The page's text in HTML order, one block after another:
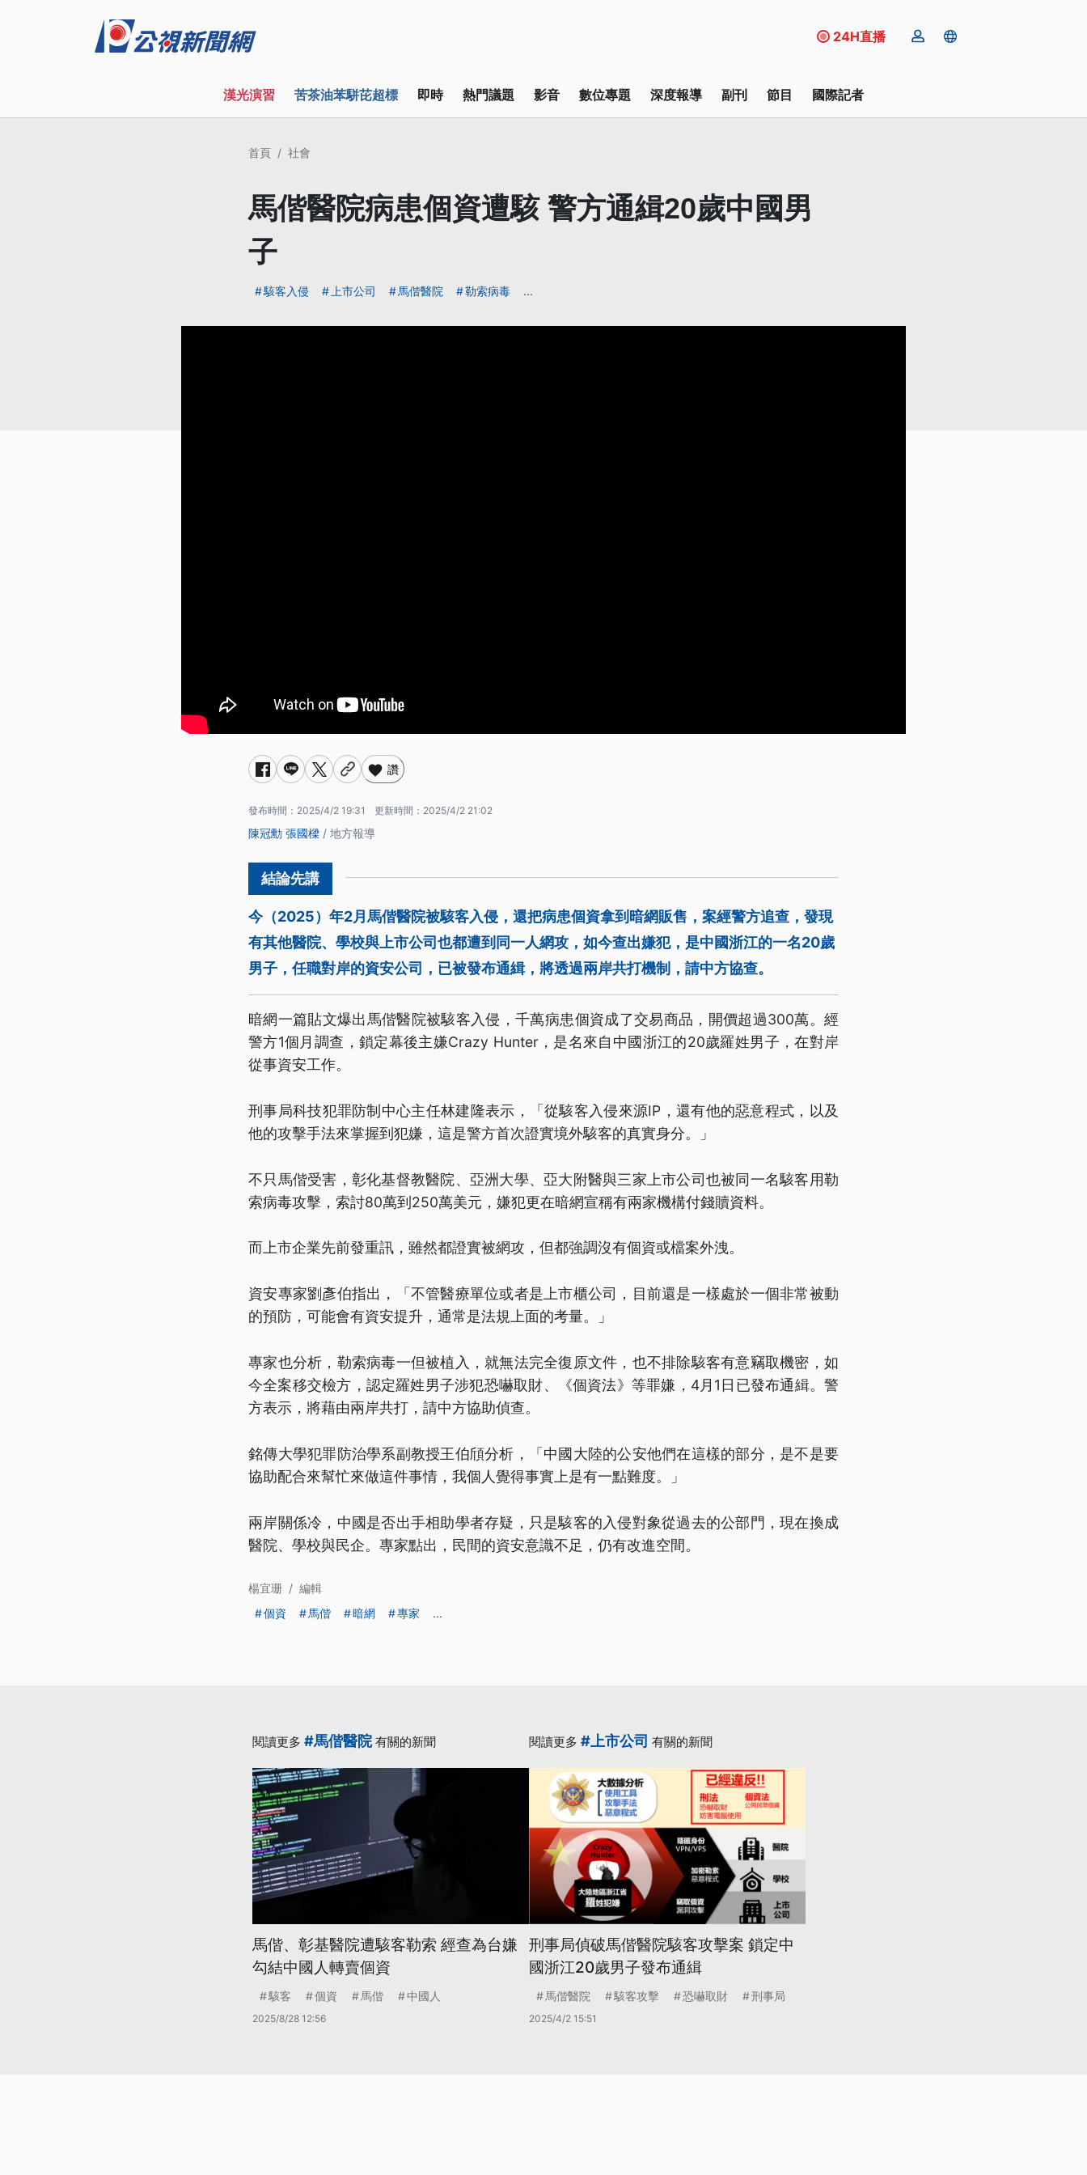
24H直播
漢光演習 苦茶油苯駢芘超標 即時 熱門議題 影音 數位專題 深度報導 副刊 節目 國際記者
首頁 社會
馬偕醫院病患個資遭駭 警方通緝20歲中國男
子
駭客入侵 上市公司 馬偕醫院 勒索病毒 ...
讚
發布時間： 2025/4/2 19:31 更新時間： 2025/4/2 21:02
陳冠勳 張國樑 / 地方報導
今（2025）年2月馬偕醫院被駭客入侵，還把病患個資拿到暗網販售，案經警方追查，發現
有其他醫院、學校與上市公司也都遭到同一人網攻，如今查出嫌犯，是中國浙江的一名20歲
男子，任職對岸的資安公司，已被發布通緝，將透過兩岸共打機制，請中方協查。
暗網一篇貼文爆出馬偕醫院被駭客入侵，千萬病患個資成了交易商品，開價超過300萬。經
警方1個月調查，鎖定幕後主嫌Crazy Hunter，是名來自中國浙江的20歲羅姓男子，在對岸
從事資安工作。
刑事局科技犯罪防制中心主任林建隆表示，「從駭客入侵來源IP，還有他的惡意程式，以及
他的攻擊手法來掌握到犯嫌，這是警方首次證實境外駭客的真實身分。」
不只馬偕受害，彰化基督教醫院、亞洲大學、亞大附醫與三家上市公司也被同一名駭客用勒
索病毒攻擊，索討80萬到250萬美元，嫌犯更在暗網宣稱有兩家機構付錢贖資料。
而上市企業先前發重訊，雖然都證實被網攻，但都強調沒有個資或檔案外洩。
資安專家劉彥伯指出，「不管醫療單位或者是上市櫃公司，目前還是一樣處於一個非常被動
的預防，可能會有資安提升，通常是法規上面的考量。」
專家也分析，勒索病毒一但被植入，就無法完全復原文件，也不排除駭客有意竊取機密，如
今全案移交檢方，認定羅姓男子涉犯恐嚇取財、《個資法》等罪嫌，4月1日已發布通緝。警
方表示，將藉由兩岸共打，請中方協助偵查。
銘傳大學犯罪防治學系副教授王伯頎分析，「中國大陸的公安他們在這樣的部分，是不是要
協助配合來幫忙來做這件事情，我個人覺得事實上是有一點難度。」
兩岸關係冷，中國是否出手相助學者存疑，只是駭客的入侵對象從過去的公部門，現在換成
醫院、學校與民企。專家點出，民間的資安意識不足，仍有改進空間。
楊宜珊 / 編輯
個資
馬偕 暗網 專家 ...
閱讀更多 #馬偕醫院有關的新聞
馬偕、彰基醫院遭駭客勒索 經查為台嫌
勾結中國人轉賣個資
駭客 個資 馬偕 中國人
2025/8/28 12:56
閱讀更多 #上市公司 有關的新聞
刑事局偵破馬偕醫院駭客攻擊案 鎖定中
國浙江20歲男子發布通緝
馬偕醫院 駭客攻擊 恐嚇取財 刑事局
2025/4/2 15:51